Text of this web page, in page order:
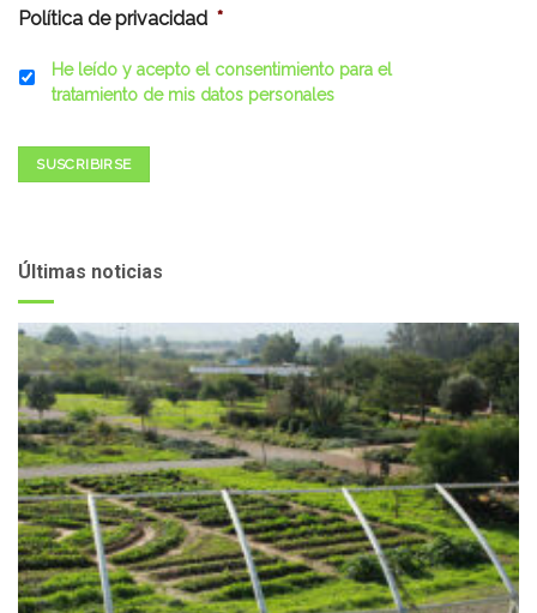
Política de privacidad *
He leído y acepto el consentimiento para el
tratamiento de mis datos personales
SUSCRIBIRSE
Últimas noticias